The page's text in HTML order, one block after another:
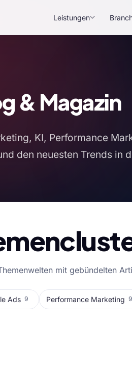
Leistungen
& Magazin
KI, Performance
den neuesten Trends in
mit gebündelten
Ads 9 Performance Marketing 9